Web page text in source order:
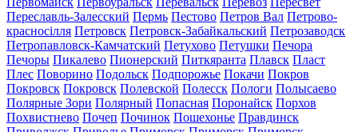
Переславль-Залесский Пермь Пестово Петров Вал Петрово-
красносілля Петровск Петровск-Забайкальский Петрозаводск
Петропавловск-Камчатский Петухово Петушки Печора
Печоры Пикалево Пионерский Питкяранта Плавск Пласт
Плес Поворино Подольск Подпорожье Покачи Покров
Покровск Покровск Полевской Полесск Пологи Полысаево
Полярные Зори Полярный Попасная Поронайск Порхов
Похвистнево Почеп Починок Пошехонье Правдинск